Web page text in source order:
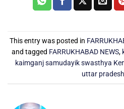
This entry was posted in
and tagged FARRUKHABAD NEWS,
kaimganj samudayik swasthya
uttar